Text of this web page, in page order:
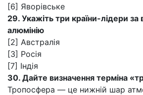
[6] Яворівське
29. Укажіть три країни-лідери
алюмінію
[2] Австралія
[3] Росія
[7] Індія
30. Дайте визначення терміна
Тропосфера — це нижній шар